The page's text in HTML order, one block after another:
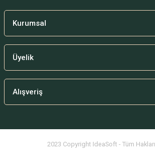
Kurumsal
Üyelik
Alışveriş
2023 Copyright IdeaSoft - Tüm Hakları